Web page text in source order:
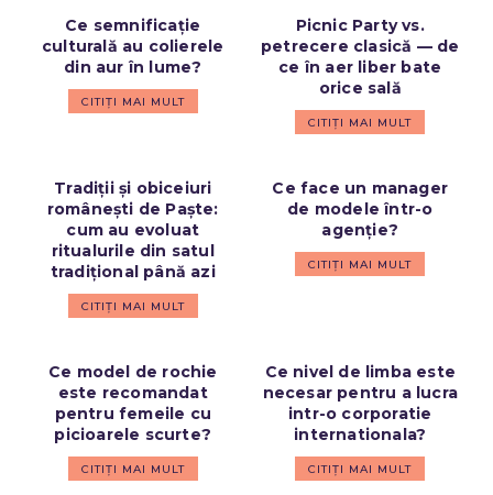
Ce semnificație
culturală au colierele
din aur în lume?
CITIȚI MAI MULT
Picnic Party vs.
petrecere clasică — de
ce în aer liber bate
orice sală
CITIȚI MAI MULT
Tradiții și obiceiuri
românești de Paște:
cum au evoluat
ritualurile din satul
tradițional până azi
CITIȚI MAI MULT
Ce face un manager
de modele într-o
agenție?
CITIȚI MAI MULT
Ce model de rochie
este recomandat
pentru femeile cu
picioarele scurte?
CITIȚI MAI MULT
Ce nivel de limba este
necesar pentru a lucra
intr-o corporatie
internationala?
CITIȚI MAI MULT